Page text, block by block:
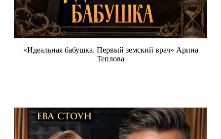
«Идеальная бабушка. Первый земский врач» Арина
Теплова